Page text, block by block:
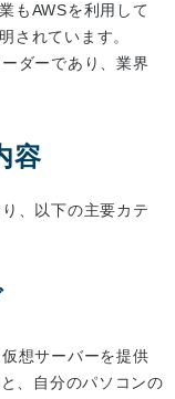
もAWSを利用して
されています。
ダーであり、業界
容
、以下の主要カテ
想サーバーを提供
、自分のパソコンの